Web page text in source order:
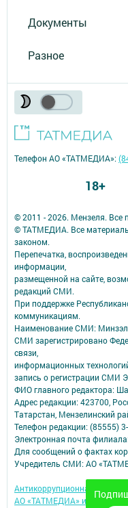
Документы
Разное
© 2011 - 2026. Мензеля. Все
© ТАТМЕДИА. Все
законом.
Перепечатка,
информации,
размещенной на сайте,
редакций СМИ.
При поддержке
коммуникациям.
Наименование СМИ:
СМИ зарегистрировано
связи,
информационных
запись о регистрации СМИ
ФИО главного редактора:
Адрес редакции: 423700,
Татарстан, Мензелинский
Телефон редакции: (85555)
Электронная почта
Для сообщений о фактах
Учредитель СМИ: АО
Антикоррупционная политика
АО «ТАТМЕДИА» использует
Телефон АО «ТАТМЕДИА»:
18+